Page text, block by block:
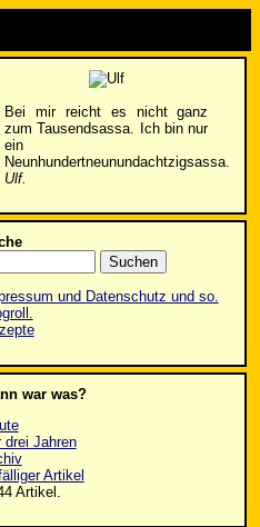
Bei mir reicht es nicht ganz
zum Tausendsassa. Ich bin nur
ein
Neunhundertneunundachtzigsassa.
Ulf.
und Datenschutz und so.
war was?
drei Jahren
Artikel
Artikel.